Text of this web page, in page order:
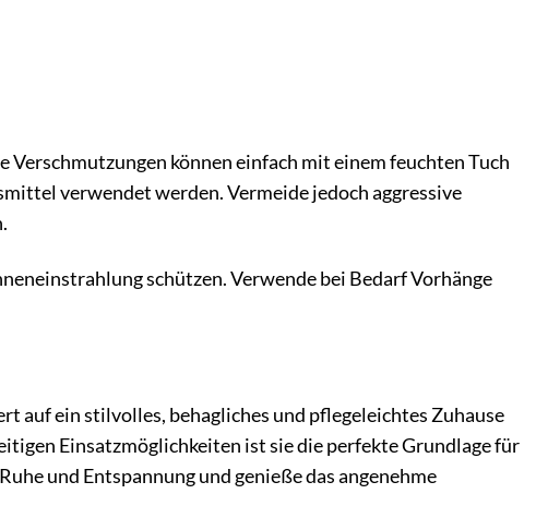
können einfach mit einem feuchten Tuch
verwendet werden. Vermeide jedoch aggressive
schützen. Verwende bei Bedarf Vorhänge
auf ein stilvolles, behagliches und pflegeleichtes Zuhause
Einsatzmöglichkeiten ist sie die perfekte Grundlage für
und Entspannung und genieße das angenehme